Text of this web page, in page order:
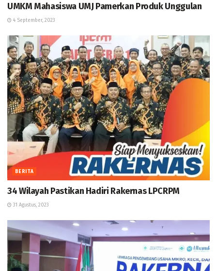
UMKM Mahasiswa UMJ Pamerkan Produk Unggulan
4 September, 2023
BERITA
34 Wilayah Pastikan Hadiri Rakernas LPCRPM
31 Agustus, 2023